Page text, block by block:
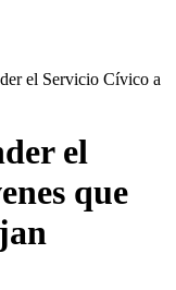
el Servicio Cívico a
el
que